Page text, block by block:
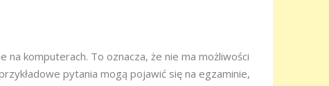
komputerach. To oznacza, że nie ma możliwości
pytania mogą pojawić się na egzaminie,